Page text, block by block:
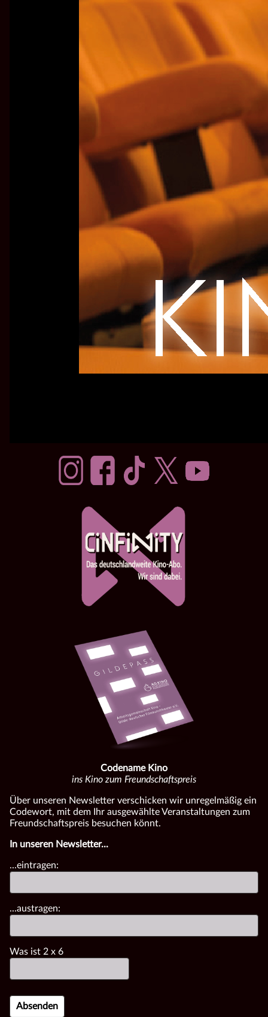
Codename Kino
ins Kino zum Freundschaftspreis
Über unseren Newsletter verschicken wir unregelmäßig ein
Codewort, mit dem Ihr ausgewählte Veranstaltungen zum
Freundschaftspreis besuchen könnt.
In unseren Newsletter...
...eintragen:
...austragen:
Was ist 2 x 6